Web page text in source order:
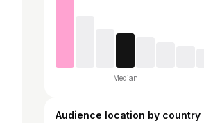
Median
Audience location by country